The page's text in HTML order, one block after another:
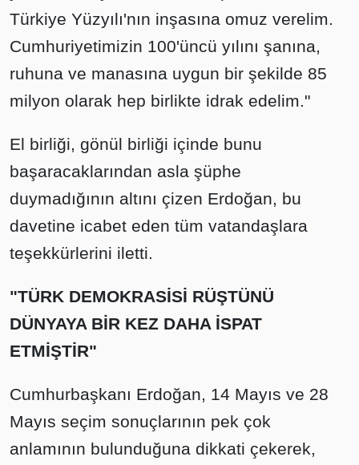
Türkiye Yüzyılı'nın inşasına omuz verelim.
Cumhuriyetimizin 100'üncü yılını şanına,
ruhuna ve manasına uygun bir şekilde 85
milyon olarak hep birlikte idrak edelim."
El birliği, gönül birliği içinde bunu
başaracaklarından asla şüphe
duymadığının altını çizen Erdoğan, bu
davetine icabet eden tüm vatandaşlara
teşekkürlerini iletti.
"TÜRK DEMOKRASİSİ RÜŞTÜNÜ
DÜNYAYA BİR KEZ DAHA İSPAT
ETMİŞTİR"
Cumhurbaşkanı Erdoğan, 14 Mayıs ve 28
Mayıs seçim sonuçlarının pek çok
anlamının bulunduğuna dikkati çekerek,